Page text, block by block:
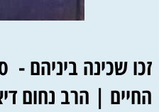
זכו שכינה ביניהם -
החיים | הרב נחום